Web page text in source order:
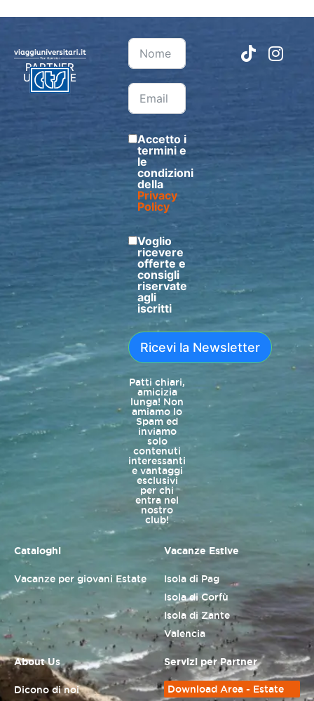
PARTNER
UFFICIALE
Accetto i
termini e
le
condizioni
della
Privacy
Policy
Voglio
ricevere
offerte e
consigli
riservate
agli
iscritti
Ricevi la Newsletter
Patti chiari,
amicizia
lunga! Non
amiamo lo
Spam ed
inviamo
solo
contenuti
interessanti
e vantaggi
esclusivi
per chi
entra nel
nostro
club!
Cataloghi
Vacanze per giovani Estate
Vacanze Estive
Isola di Pag
Isola di Corfù
Isola di Zante
Valencia
About Us
Dicono di noi
Servizi per Partner
Download Area - Estate